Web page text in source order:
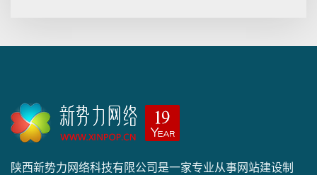
陕西新势力网络科技有限公司是一家专业从事网站建设制